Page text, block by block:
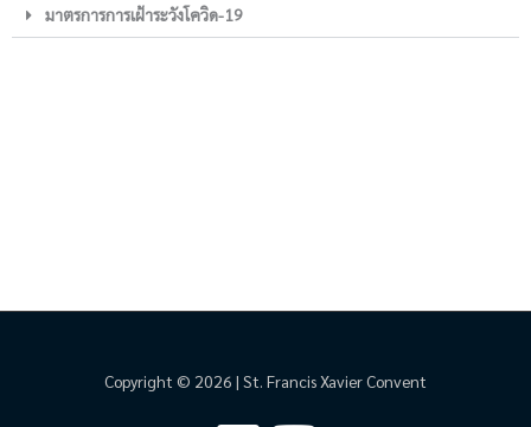
มาตรการการเฝ้าระวังโควิด-19
Copyright © 2026 | St. Francis Xavier Convent